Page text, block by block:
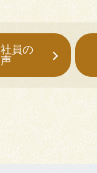
社員の
声